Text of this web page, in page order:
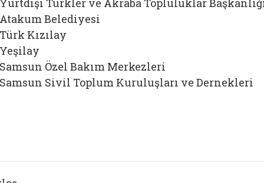
Atakum Belediyesi
Türk Kızılay
Yeşilay
Samsun Özel Bakım Merkezleri
Samsun Sivil Toplum Kuruluşları ve Dernekleri